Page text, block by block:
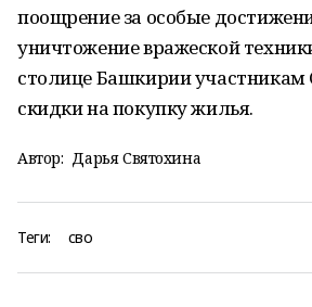
поощрение за особые
уничтожение вражеской
столице Башкирии
скидки на покупку жилья.
Автор: Дарья Святохина
Теги: сво